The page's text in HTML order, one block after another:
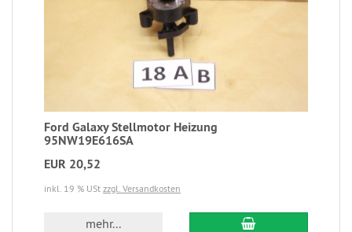
Ford Galaxy Stellmotor Heizung
95NW19E616SA
EUR 20,52
inkl. 19 % USt zzgl. Versandkosten
mehr...